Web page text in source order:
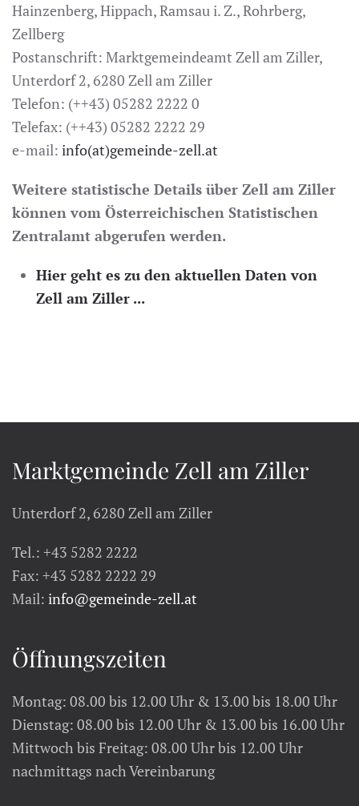
Hainzenberg, Hippach, Ramsau i. Z., Rohrberg,
Zellberg
Postanschrift: Marktgemeindeamt Zell am Ziller,
Unterdorf 2, 6280 Zell am Ziller
Telefon: (++43) 05282 2222 0
Telefax: (++43) 05282 2222 29
e-mail: info(at)gemeinde-zell.at
Weitere statistische Details über Zell am Ziller
können vom Österreichischen Statistischen
Zentralamt abgerufen werden.
Hier geht es zu den aktuellen Daten von
Zell am Ziller ...
Marktgemeinde Zell am Ziller
Unterdorf 2, 6280 Zell am Ziller
Tel.: +43 5282 2222
Fax: +43 5282 2222 29
Mail: info@gemeinde-zell.at
Öffnungszeiten
Montag: 08.00 bis 12.00 Uhr & 13.00 bis 18.00 Uhr
Dienstag: 08.00 bis 12.00 Uhr & 13.00 bis 16.00 Uhr
Mittwoch bis Freitag: 08.00 Uhr bis 12.00 Uhr
nachmittags nach Vereinbarung